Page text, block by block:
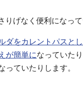
げなく便利になって
ダをカレントパスと
が簡単になっていたり
っていたりします。